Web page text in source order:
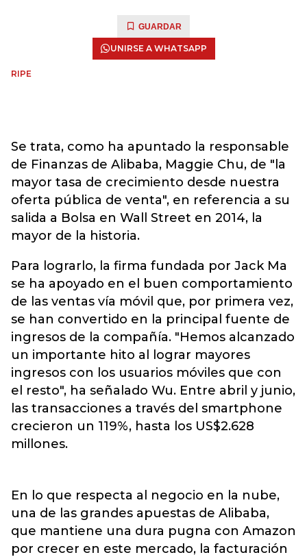
GUARDAR
UNIRSE A WHATSAPP
RIPE
Se trata, como ha apuntado la responsable
de Finanzas de Alibaba, Maggie Chu, de "la
mayor tasa de crecimiento desde nuestra
oferta pública de venta", en referencia a su
salida a Bolsa en Wall Street en 2014, la
mayor de la historia.
Para lograrlo, la firma fundada por Jack Ma
se ha apoyado en el buen comportamiento
de las ventas vía móvil que, por primera vez,
se han convertido en la principal fuente de
ingresos de la compañía. "Hemos alcanzado
un importante hito al lograr mayores
ingresos con los usuarios móviles que con
el resto", ha señalado Wu. Entre abril y junio,
las transacciones a través del smartphone
crecieron un 119%, hasta los US$2.628
millones.
En lo que respecta al negocio en la nube,
una de las grandes apuestas de Alibaba,
que mantiene una dura pugna con Amazon
por crecer en este mercado, la facturación